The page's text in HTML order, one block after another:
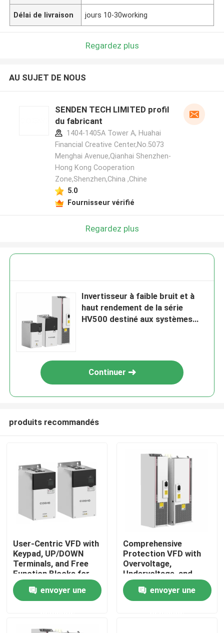
À la maison
Produits
Vidéos
Délai de livraison jours 10-30working
Regardez plus
AU SUJET DE NOUS
SENDEN TECH LIMITED profil
du fabricant
1404-1405A Tower A, Huahai
Financial Creative Center,No.5073
Menghai Avenue,Qianhai Shenzhen-
Hong Kong Cooperation
Zone,Shenzhen,China ,Chine
5.0
Fournisseur vérifié
Regardez plus
Invertisseur à faible bruit et à
haut rendement de la série
HV500 destiné aux systèmes
Continuer
produits recommandés
User-Centric VFD with
Keypad, UP/DOWN
Terminals, and Free
Function Blocks for
Easy Operation and
Setup envoyer une
Comprehensive
Protection VFD with
Overvoltage,
Undervoltage, and
Phase Loss Safety
Featuresenvoyer une